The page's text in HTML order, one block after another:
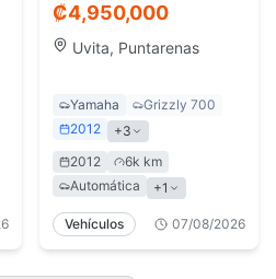
₡4,950,000
Uvita, Puntarenas
Yamaha
Grizzly 700
2012
+3
2012
6k km
Automática
+1
Vehículos 07/08/2026